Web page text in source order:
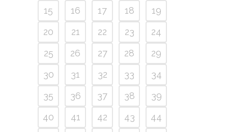
15
16 17 18
19
20
21 22 23
24
25
26 27 28
29
30
31 32 33
34
35
36 37 38
39
40
41 42 43
44